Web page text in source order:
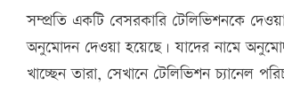
সম্প্রতি একটি বেসরকারি টেলিভিশনকে
অনুমোদন দেওয়া হয়েছে। যাদের নামে
খাচ্ছেন তারা, সেখানে টেলিভিশন চ্যানেল